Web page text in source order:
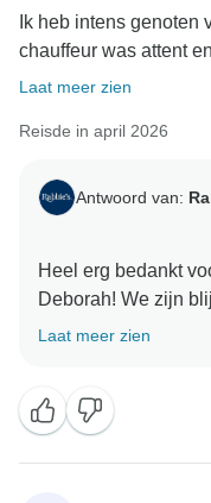
Ik heb intens genoten
chauffeur was attent
Laat meer zien
Reisde in april 2026
Antwoord van:
Heel erg bedankt
Deborah! We zijn
genoten en dat er
Laat meer zien